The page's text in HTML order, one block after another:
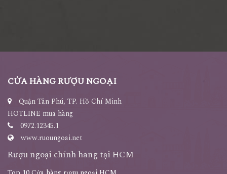
CỬA HÀNG RƯỢU NGOẠI
Quận Tân Phú, TP. Hồ Chí Minh
HOTLINE mua hàng
0972.12345.1
www.ruoungoai.net
Rượu ngoại chính hãng tại HCM